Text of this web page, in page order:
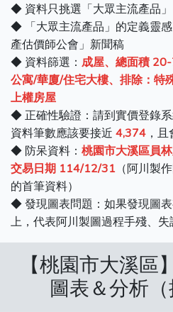
◆ 資料只挑選「大眾主流產品
◆ 「大眾主流產品」的定義靈
產估價師公會」新聞稿
◆ 資料篩選： 成屋、總面積
公寓/華廈/住宅大樓、排除：特
上權房屋
◆ 正確性驗證：請到實價登錄系
資料筆數應該要接近 4,374 ，
◆ 防呆資料： 桃園市大溪區員
交易日期 114/12/31 （阿川製
的首筆資料）
◆ 發現圖表問題：如果發現圖
上，代表阿川製圖過程手殘、
【桃園市大溪
圖表＆分析（